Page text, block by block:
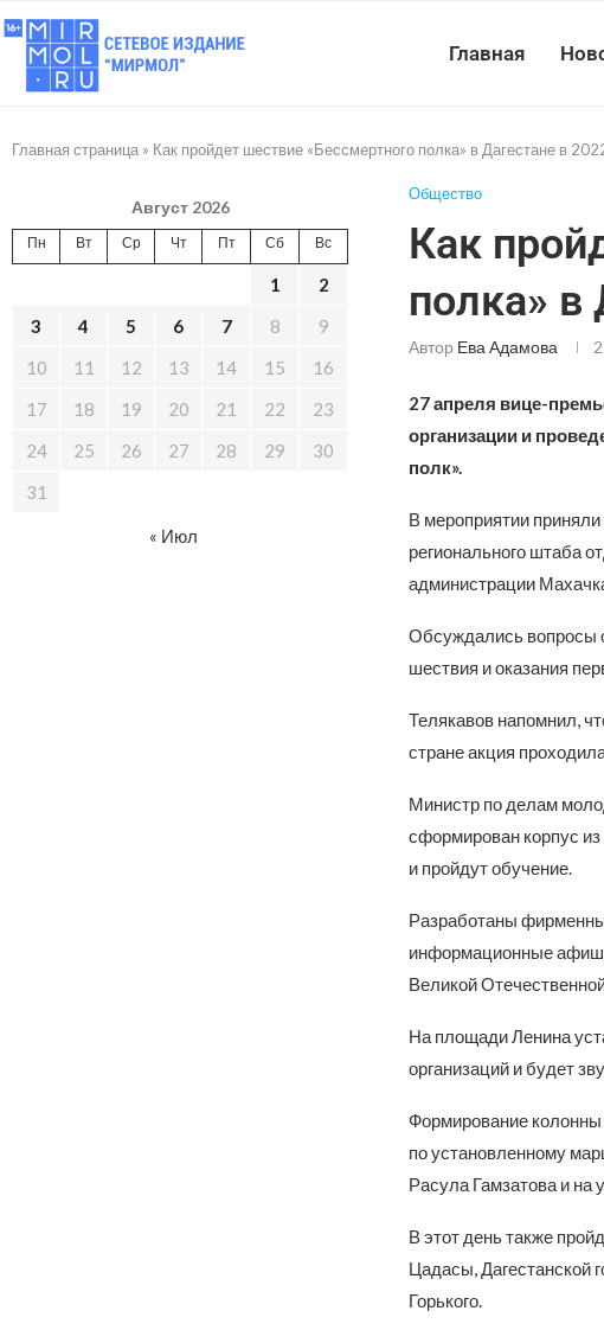
Главная
Главная страница » Как пройдет шествие «Бессмертного полка» в Дагестане в
Общество
Как
полка» в
Автор Ева Адамова
27 апреля вице-
организации и
полк».
В мероприятии
регионального штаба
администрации
Обсуждались вопросы
шествия и оказания
Телякавов напомнил,
стране акция
Министр по делам
сформирован корпус
и пройдут обучение.
Разработаны
информационные
Великой
На площади Ленина
организаций и будет
Формирование колонны
по установленному
Расула Гамзатова и на
В этот день также
Цадасы, Дагестанской
Горького.
Август 2026
Пн Вт Ср Чт Пт Сб Вс
1
2
3
4 5 6 7 8
9
10
11 12 13 14 15
16
17
18 19 20 21 22
23
24
25 26 27 28 29
30
31
« Июл